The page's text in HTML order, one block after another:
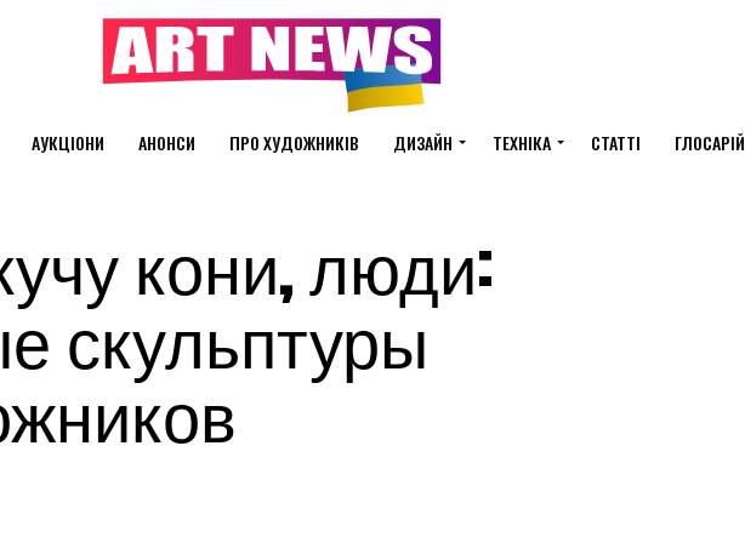
АУКЦІОНИ АНОНСИ ПРО ХУДОЖНИКІВ ДИЗАЙН ТЕХНІКА СТАТТІ ГЛОСАРІЙ
кони, люди:
скульптуры